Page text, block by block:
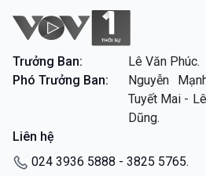
Trưởng Ban:
Lê Văn Phúc.
Phó Trưởng Ban:
Nguyễn
Tuyết Mai -
Dũng.
Liên hệ
024 3936 5888 - 3825 5765.